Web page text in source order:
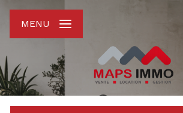
MENU